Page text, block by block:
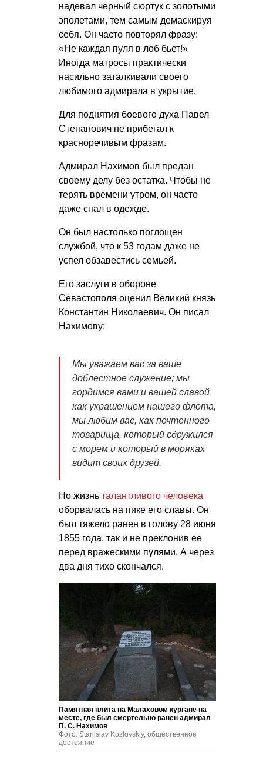
надевал черный сюртук с золотыми
эполетами, тем самым демаскируя
себя. Он часто повторял фразу:
«Не каждая пуля в лоб бьет!»
Иногда матросы практически
насильно заталкивали своего
любимого адмирала в укрытие.
Для поднятия боевого духа Павел
Степанович не прибегал к
красноречивым фразам.
Адмирал Нахимов был предан
своему делу без остатка. Чтобы не
терять времени утром, он часто
даже спал в одежде.
Он был настолько поглощен
службой, что к 53 годам даже не
успел обзавестись семьей.
Его заслуги в обороне
Севастополя оценил Великий князь
Константин Николаевич. Он писал
Нахимову:
Мы уважаем вас за ваше
доблестное служение; мы
гордимся вами и вашей славой
как украшением нашего флота,
мы любим вас, как почтенного
товарища, который сдружился
с морем и который в моряках
видит своих друзей.
Но жизнь талантливого человека
оборвалась на пике его славы. Он
был тяжело ранен в голову 28 июня
1855 года, так и не преклонив ее
перед вражескими пулями. А через
два дня тихо скончался.
Памятная плита на Малаховом кургане на
месте, где был смертельно ранен адмирал
П. С. Нахимов
Фото: Stanislav Kozlovskiy, общественное
достояние